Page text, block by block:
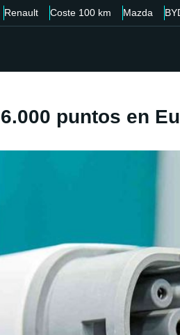
Renault Coste 100 km Mazda
puntos en